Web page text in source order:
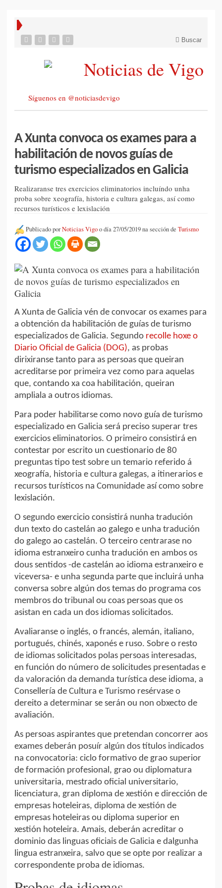
Buscar
Síguenos en @noticiasdevigo
A Xunta convoca os exames para a
habilitación de novos guías de
turismo especializados en Galicia
Realizaranse tres exercicios eliminatorios incluíndo unha
proba sobre xeografía, historia e cultura galegas, así como
recursos turísticos e lexislación
Publicado porNoticias Vigoo día 27/05/2019 na sección de Turismo
A Xunta de Galicia vén de convocar os exames para
a obtención da habilitación de guías de turismo
especializados de Galicia. Segundo recolle hoxe o
Diario Oficial de Galicia (DOG), as probas
dirixiranse tanto para as persoas que queiran
acreditarse por primeira vez como para aquelas
que, contando xa coa habilitación, queiran
ampliala a outros idiomas.
Para poder habilitarse como novo guía de turismo
especializado en Galicia será preciso superar tres
exercicios eliminatorios. O primeiro consistirá en
contestar por escrito un cuestionario de 80
preguntas tipo test sobre un temario referido á
xeografía, historia e cultura galegas, a itinerarios e
recursos turísticos na Comunidade así como sobre
lexislación.
O segundo exercicio consistirá nunha tradución
dun texto do castelán ao galego e unha tradución
do galego ao castelán. O terceiro centrarase no
idioma estranxeiro cunha tradución en ambos os
dous sentidos -de castelán ao idioma estranxeiro e
viceversa- e unha segunda parte que incluirá unha
conversa sobre algún dos temas do programa cos
membros do tribunal ou coas persoas que os
asistan en cada un dos idiomas solicitados.
Avaliaranse o inglés, o francés, alemán, italiano,
portugués, chinés, xaponés e ruso. Sobre o resto
de idiomas solicitados polas persoas interesadas,
en función do número de solicitudes presentadas e
da valoración da demanda turística dese idioma, a
Consellería de Cultura e Turismo resérvase o
dereito a determinar se serán ou non obxecto de
avaliación.
As persoas aspirantes que pretendan concorrer aos
exames deberán posuír algún dos títulos indicados
na convocatoria: ciclo formativo de grao superior
de formación profesional, grao ou diplomatura
universitaria, mestrado oficial universitario,
licenciatura, gran diploma de xestión e dirección de
empresas hoteleiras, diploma de xestión de
empresas hoteleiras ou diploma superior en
xestión hoteleira. Amais, deberán acreditar o
dominio das linguas oficiais de Galicia e dalgunha
lingua estranxeira, salvo que se opte por realizar a
correspondente proba de idiomas.